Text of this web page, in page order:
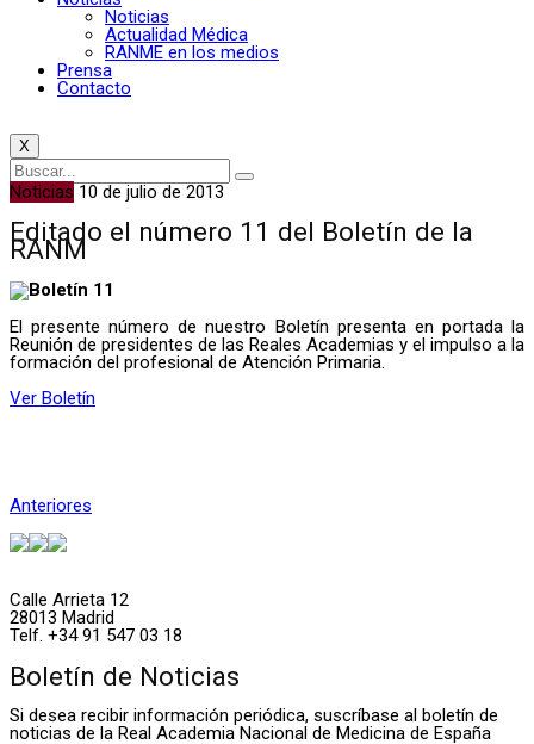
Noticias
Actualidad Médica
RANME en los medios
Prensa
Contacto
X
Noticias 10 de julio de 2013
Editado el número 11 del Boletín de la
RANM
El presente número de nuestro Boletín presenta en portada la
Reunión de presidentes de las Reales Academias y el impulso a la
formación del profesional de Atención Primaria.
Ver Boletín
Anteriores
Calle Arrieta 12
28013 Madrid
Telf. +34 91 547 03 18
Boletín de Noticias
Si desea recibir información periódica, suscríbase al boletín de
noticias de la Real Academia Nacional de Medicina de España